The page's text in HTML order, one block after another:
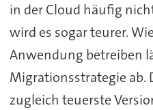
in der Cloud häufig
wird es sogar teurer.
Anwendung betreiben
Migrationsstrategie ab.
zugleich teuerste